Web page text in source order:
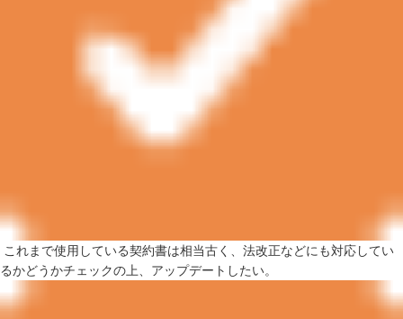
これまで使用している契約書は相当古く、法改正などにも対応してい
るかどうかチェックの上、アップデートしたい。